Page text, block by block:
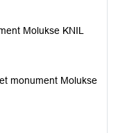
Molukse KNIL
monument Molukse